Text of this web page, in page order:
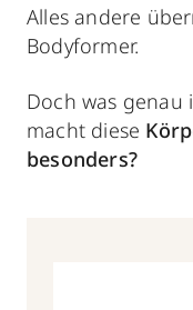
Alles andere
Bodyformer.
Doch was genau
macht diese
besonders?